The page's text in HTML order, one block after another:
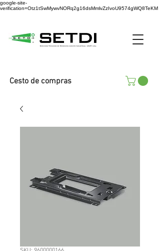
google-site-
verification=Otz1tSwMywvNORq2g16dsMmlvZzIvoU9574gWQ8TeKM
Cesto de compras